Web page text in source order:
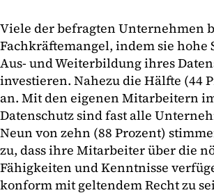
Viele der befragten Unternehmen
Fachkräftemangel, indem sie hohe
Aus- und Weiterbildung ihres
investieren. Nahezu die Hälfte (44
an. Mit den eigenen Mitarbeitern
Datenschutz sind fast alle
Neun von zehn (88 Prozent)
zu, dass ihre Mitarbeiter über die
Fähigkeiten und Kenntnisse
konform mit geltendem Recht zu